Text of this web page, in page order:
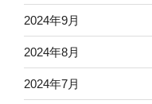
2024年9月
2024年8月
2024年7月